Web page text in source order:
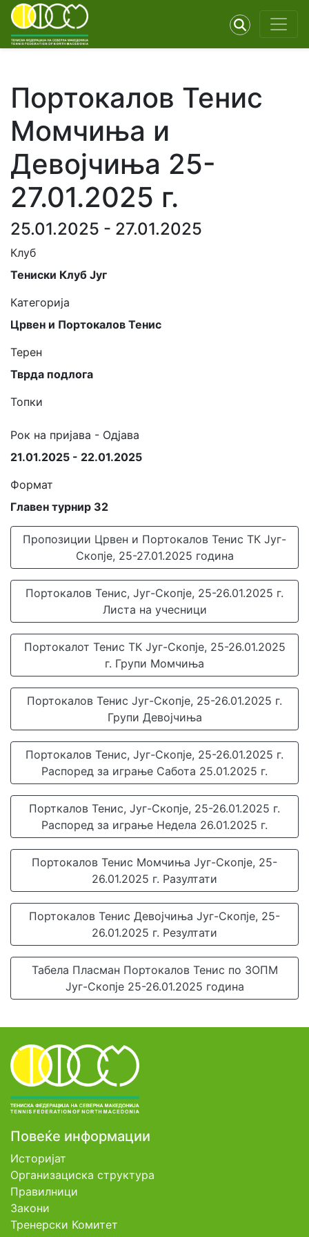
Портокалов Тенис
Момчиња и
Девојчиња 25-
27.01.2025 г.
25.01.2025 - 27.01.2025
Клуб
Тениски Клуб Југ
Категорија
Црвен и Портокалов Тенис
Терен
Тврда подлога
Топки
Рок на пријава - Одјава
21.01.2025 - 22.01.2025
Формат
Главен турнир 32
Пропозиции Црвен и Портокалов Тенис ТК Југ-
Скопје, 25-27.01.2025 година
Портокалов Тенис, Југ-Скопје, 25-26.01.2025 г.
Листа на учесници
Портокалот Тенис ТК Југ-Скопје, 25-26.01.2025
г. Групи Момчиња
Портокалов Тенис Југ-Скопје, 25-26.01.2025 г.
Групи Девојчиња
Портокалов Тенис, Југ-Скопје, 25-26.01.2025 г.
Распоред за играње Сабота 25.01.2025 г.
Порткалов Тенис, Југ-Скопје, 25-26.01.2025 г.
Распоред за играње Недела 26.01.2025 г.
Портокалов Тенис Момчиња Југ-Скопје, 25-
26.01.2025 г. Разултати
Портокалов Тенис Девојчиња Југ-Скопје, 25-
26.01.2025 г. Резултати
Табела Пласман Портокалов Тенис по ЗОПМ
Југ-Скопје 25-26.01.2025 година
Повеќе информации
Историјат
Организациска структура
Правилници
Закони
Тренерски Комитет